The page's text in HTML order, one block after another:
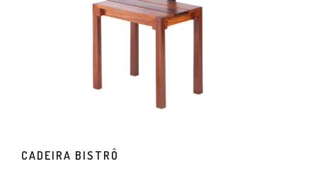
CADEIRA BISTRÔ